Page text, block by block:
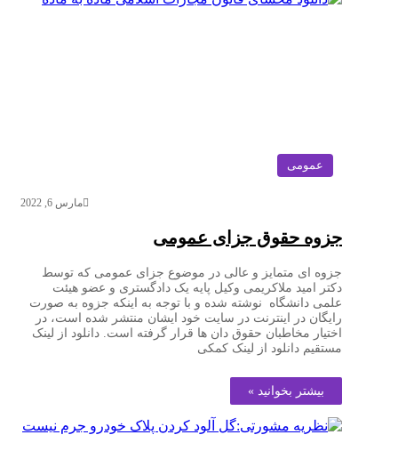
عمومی
مارس 6, 2022
جزوه حقوق جزای عمومی
جزوه ای متمایز و عالی در موضوع جزای عمومی که توسط
دکتر امید ملاکریمی وکیل پایه یک دادگستری و عضو هیئت
علمی دانشگاه نوشته شده و با توجه به اینکه جزوه به صورت
رایگان در اینترنت در سایت خود ایشان منتشر شده است، در
اختیار مخاطبان حقوق دان ها قرار گرفته است. دانلود از لینک
مستقیم دانلود از لینک کمکی
بیشتر بخوانید »